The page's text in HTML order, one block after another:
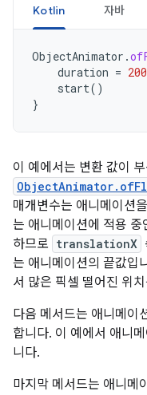
Kotlin 자바
ObjectAnimator .
duration =
start()
}
이 예에서는 변환 값이
매개변수는 애니메이션
는 애니메이션에 적용
하므로 translationX
는 애니메이션의 끝값입
서 많은 픽셀 떨어진 위
다음 메서드는 애니메이
합니다. 이 예에서 애니
니다.
마지막 메서드는 애니메